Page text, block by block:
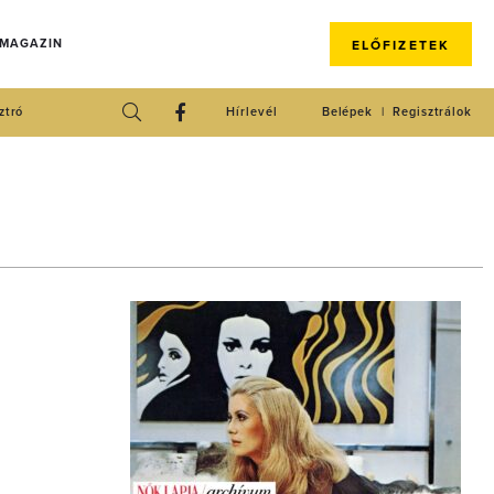
ELŐFIZETEK
Regisztrálok
Belépek
Hírlevél